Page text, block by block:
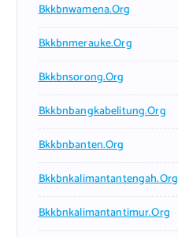
Bkkbnwamena.org
Bkkbnmerauke.org
Bkkbnsorong.org
Bkkbnbangkabelitung.org
Bkkbnbanten.org
Bkkbnkalimantantengah.org
Bkkbnkalimantantimur.org